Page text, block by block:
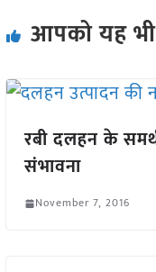
आपको यह
रबी दलहन के
संभावना
November 7, 2016